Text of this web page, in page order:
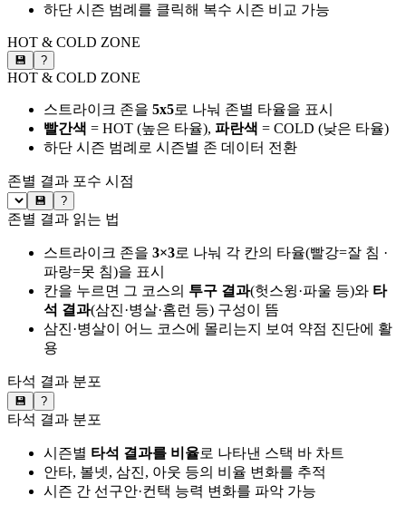
하단 시즌 범례를 클릭해 복수 시즌 비교 가능
HOT & COLD ZONE
💾 ?
HOT & COLD ZONE
스트라이크 존을 5x5로 나눠 존별 타율을 표시
빨간색 = HOT (높은 타율), 파란색 = COLD (낮은 타율)
하단 시즌 범례로 시즌별 존 데이터 전환
존별 결과 포수 시점
💾 ?
존별 결과 읽는 법
스트라이크 존을 3×3로 나눠 각 칸의 타율(빨강=잘 침 ·
파랑=못 침)을 표시
칸을 누르면 그 코스의 투구 결과(헛스윙·파울 등)와 타
석 결과(삼진·병살·홈런 등) 구성이 뜸
삼진·병살이 어느 코스에 몰리는지 보여 약점 진단에 활
용
타석 결과 분포
💾 ?
타석 결과 분포
시즌별 타석 결과를 비율로 나타낸 스택 바 차트
안타, 볼넷, 삼진, 아웃 등의 비율 변화를 추적
시즌 간 선구안·컨택 능력 변화를 파악 가능